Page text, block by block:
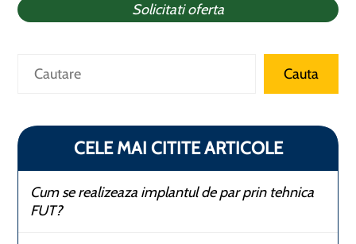
Solicitati oferta
Caută Cauta
CELE MAI CITITE ARTICOLE
Cum se realizeaza implantul de par prin tehnica
FUT?